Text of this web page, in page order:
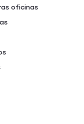
oficinas